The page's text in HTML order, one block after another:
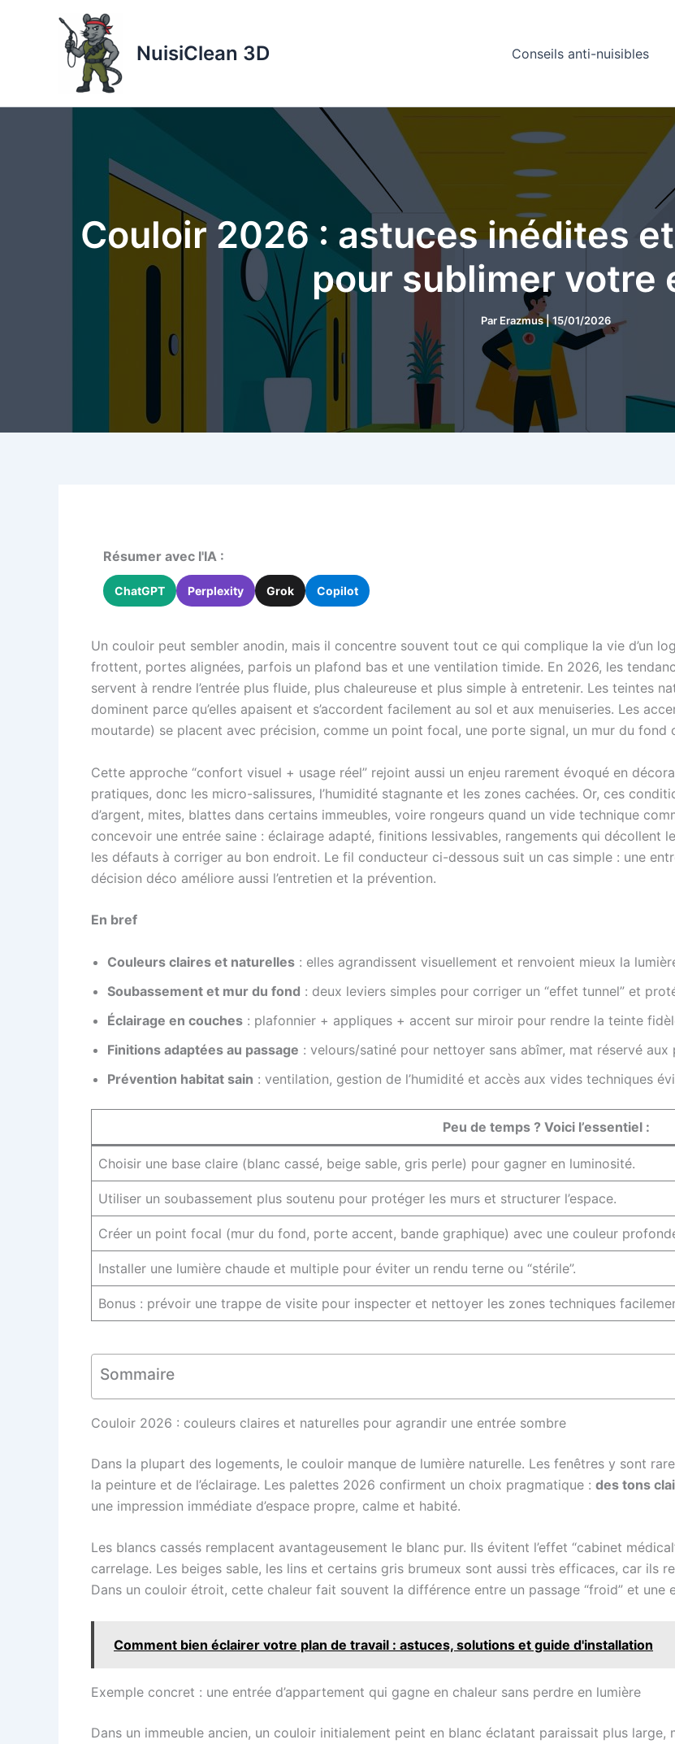
NuisiClean 3D Conseils anti-nuisibles
Couloir 2026 : astuces inédites
pour sublimer votre
Par Erazmus|15/01/2026
Résumer avec l'IA :
ChatGPT Perplexity Grok Copilot
Un couloir peut sembler anodin, mais il concentre souvent tout ce qui complique la vie d’un
frottent, portes alignées, parfois un plafond bas et une ventilation timide. En 2026, les
servent à rendre l’entrée plus fluide, plus chaleureuse et plus simple à entretenir. Les teintes
dominent parce qu’elles apaisent et s’accordent facilement au sol et aux menuiseries. Les
moutarde) se placent avec précision, comme un point focal, une porte signal, un mur du fond
Cette approche “confort visuel + usage réel” rejoint aussi un enjeu rarement évoqué en
pratiques, donc les micro-salissures, l’humidité stagnante et les zones cachées. Or, ces
d’argent, mites, blattes dans certains immeubles, voire rongeurs quand un vide technique
concevoir une entrée saine : éclairage adapté, finitions lessivables, rangements qui décollent
les défauts à corriger au bon endroit. Le fil conducteur ci-dessous suit un cas simple : une
décision déco améliore aussi l’entretien et la prévention.
En bref
Couleurs claires et naturelles : elles agrandissent visuellement et renvoient mieux la
Soubassement et mur du fond : deux leviers simples pour corriger un “effet tunnel” et
Éclairage en couches : plafonnier + appliques + accent sur miroir pour rendre la teinte
Finitions adaptées au passage : velours/satiné pour nettoyer sans abîmer, mat réservé aux
Prévention habitat sain : ventilation, gestion de l’humidité et accès aux vides techniques
Peu de temps ? Voici l’essentiel :
Choisir une base claire (blanc cassé, beige sable, gris perle) pour gagner en luminosité.
Utiliser un soubassement plus soutenu pour protéger les murs et structurer l’espace.
Créer un point focal (mur du fond, porte accent, bande graphique) avec une couleur
Installer une lumière chaude et multiple pour éviter un rendu terne ou “stérile”.
Bonus : prévoir une trappe de visite pour inspecter et nettoyer les zones techniques
Sommaire
Couloir 2026 : couleurs claires et naturelles pour agrandir une entrée sombre
Dans la plupart des logements, le couloir manque de lumière naturelle. Les fenêtres y sont
la peinture et de l’éclairage. Les palettes 2026 confirment un choix pragmatique : des tons
une impression immédiate d’espace propre, calme et habité.
Les blancs cassés remplacent avantageusement le blanc pur. Ils évitent l’effet “cabinet
carrelage. Les beiges sable, les lins et certains gris brumeux sont aussi très efficaces, car ils
Dans un couloir étroit, cette chaleur fait souvent la différence entre un passage “froid” et une
Comment bien éclairer votre plan de travail : astuces, solutions et guide d'installation
Exemple concret : une entrée d’appartement qui gagne en chaleur sans perdre en lumière
Dans un immeuble ancien, un couloir initialement peint en blanc éclatant paraissait plus